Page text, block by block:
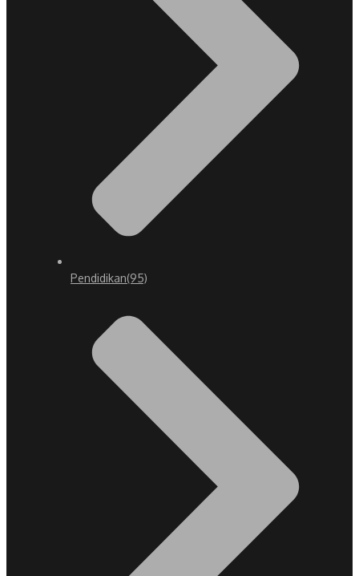
Pendidikan(95)